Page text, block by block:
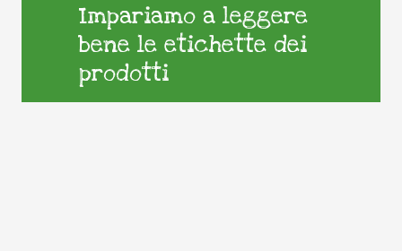
Impariamo a leggere
bene le etichette dei
prodotti